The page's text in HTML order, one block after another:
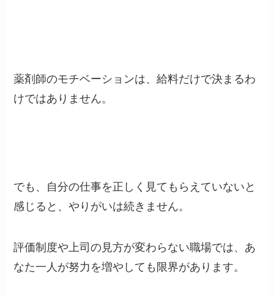
薬剤師のモチベーションは、給料だけで決まるわ
けではありません。
でも、自分の仕事を正しく見てもらえていないと
感じると、やりがいは続きません。
評価制度や上司の見方が変わらない職場では、あ
なた一人が努力を増やしても限界があります。